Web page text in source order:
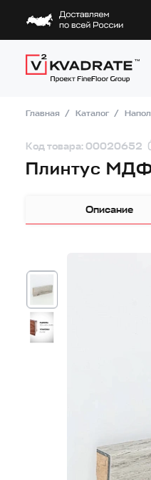
Главная Каталог
Код товара: 00020652
Плинтус
Описание